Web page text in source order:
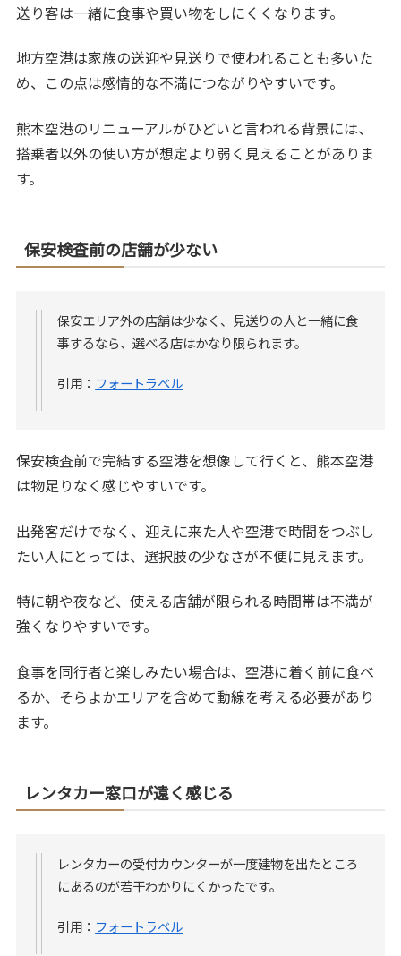
送り客は一緒に食事や買い物をしにくくなります。
地方空港は家族の送迎や見送りで使われることも多いた
め、この点は感情的な不満につながりやすいです。
熊本空港のリニューアルがひどいと言われる背景には、
搭乗者以外の使い方が想定より弱く見えることがありま
す。
保安検査前の店舗が少ない
保安エリア外の店舗は少なく、見送りの人と一緒に食
事するなら、選べる店はかなり限られます。
引用： フォートラベル
保安検査前で完結する空港を想像して行くと、熊本空港
は物足りなく感じやすいです。
出発客だけでなく、迎えに来た人や空港で時間をつぶし
たい人にとっては、選択肢の少なさが不便に見えます。
特に朝や夜など、使える店舗が限られる時間帯は不満が
強くなりやすいです。
食事を同行者と楽しみたい場合は、空港に着く前に食べ
るか、そらよかエリアを含めて動線を考える必要があり
ます。
レンタカー窓口が遠く感じる
レンタカーの受付カウンターが一度建物を出たところ
にあるのが若干わかりにくかったです。
引用： フォートラベル